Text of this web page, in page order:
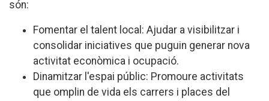
són:
Fomentar el talent local: Ajudar a visibilitzar i
consolidar iniciatives que puguin generar nova
activitat econòmica i ocupació.
Dinamitzar l'espai públic: Promoure activitats
que omplin de vida els carrers i places del